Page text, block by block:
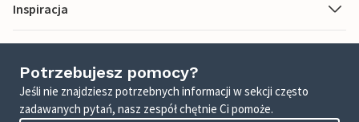
Inspiracja
Potrzebujesz pomocy?
Jeśli nie znajdziesz potrzebnych informacji w sekcji często
zadawanych pytań, nasz zespół chętnie Ci pomoże.